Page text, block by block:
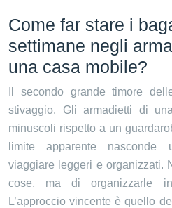
Come far stare i
settimane negli
una casa mobile?
Il secondo grande timore
stivaggio. Gli armadietti di
minuscoli rispetto a un
limite apparente nasconde
viaggiare leggeri e organizzati.
cose, ma di organizzarle
L’approccio vincente è quello del